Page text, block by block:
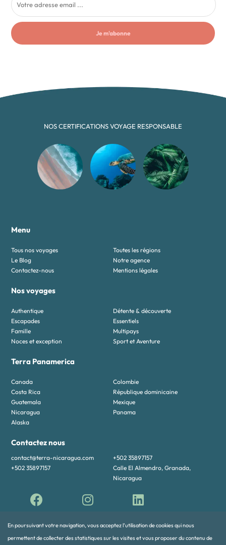
En poursuivant votre navigation, vous acceptez l’utilisation de cookies qui nous
permettent de collecter des statistiques sur les visites et vous proposer du contenu de
Je m'abonne
NOS CERTIFICATIONS VOYAGE RESPONSABLE
Menu
Tous nos voyages
Toutes les régions
Le Blog
Notre agence
Contactez-nous
Mentions légales
Nos voyages
Authentique
Détente & découverte
Escapades
Essentiels
Famille
Multipays
Noces et exception
Sport et Aventure
Terra Panamerica
Canada
Colombie
Costa Rica
République dominicaine
Guatemala
Mexique
Nicaragua
Panama
Alaska
Contactez nous
contact@terra-nicaragua.com
+502 35897157
+502 35897157
Calle El Almendro, Granada,
Nicaragua